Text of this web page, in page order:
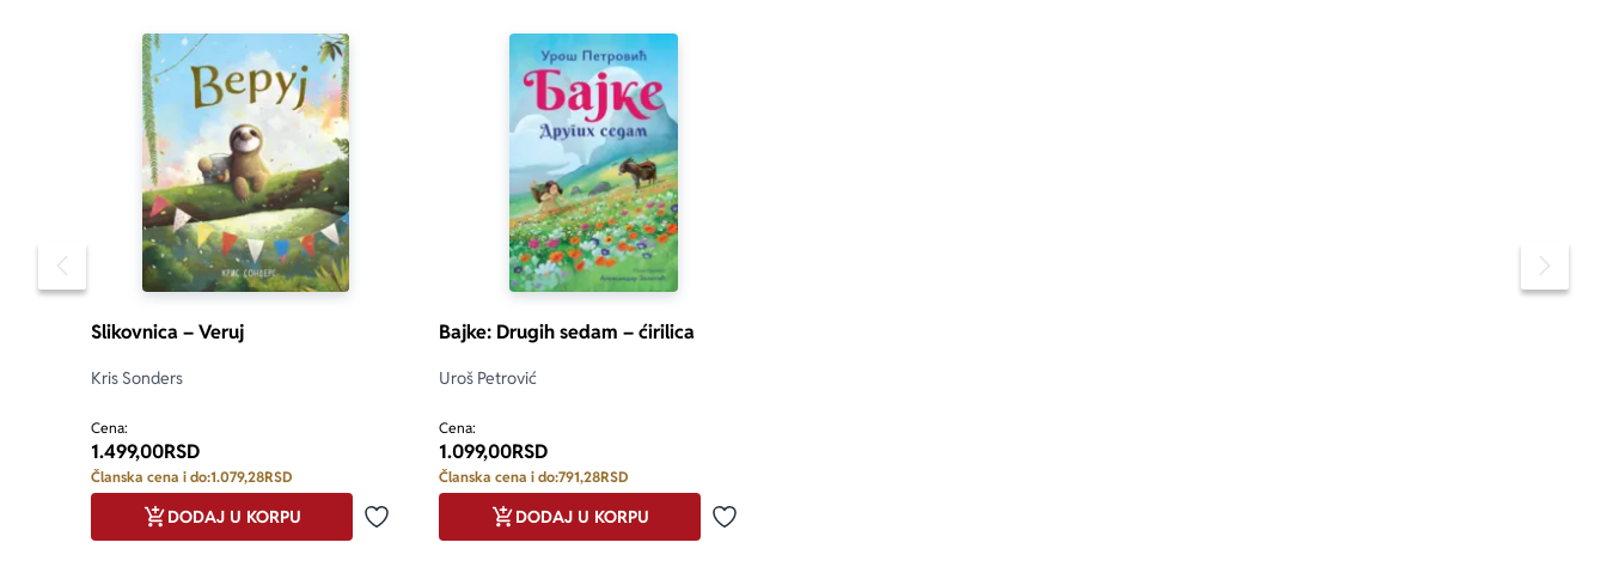
Pomeranje sadržaja slajdera u levo
Slikovnica – Veruj
Kris Sonders
Cena:
1.499,00RSD
Članska cena i do:1.079,28RSD
Dodaj u omiljene
DODAJ U KORPU
Bajke: Drugih sedam – ćirilica
Uroš Petrović
Cena:
1.099,00RSD
Članska cena i do:791,28RSD
Dodaj u omiljene
DODAJ U KORPU